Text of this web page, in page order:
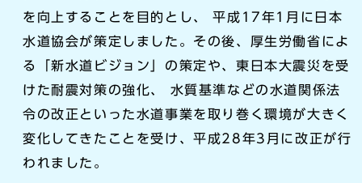
を向上することを目的とし、 平成17年1月に日本
水道協会が策定しました。その後、厚生労働省によ
る「新水道ビジョン」の策定や、東日本大震災を受
けた耐震対策の強化、 水質基準などの水道関係法
令の改正といった水道事業を取り巻く環境が大きく
変化してきたことを受け、平成28年3月に改正が行
われました。